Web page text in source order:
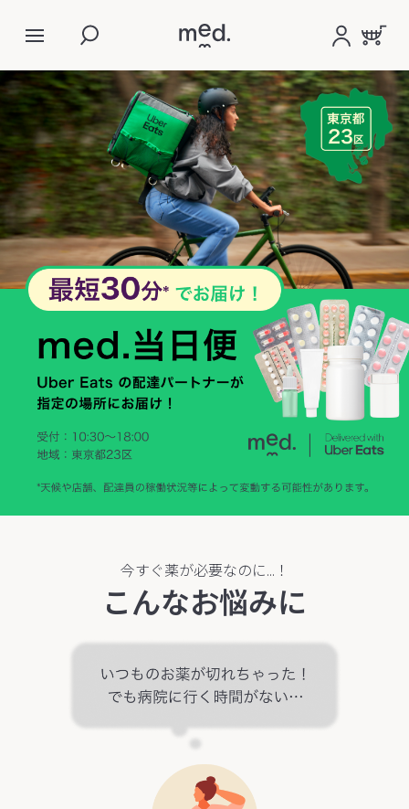
今すぐ薬が必要なのに...！
こんなお悩みに